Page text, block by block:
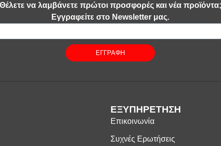
Θέλετε να λαμβάνετε πρώτοι προσφορές και νέα προϊόντα;
Εγγραφείτε στο Newsletter μας.
ΕΓΓΡΑΦΗ
ΕΞΥΠΗΡΕΤΗΣΗ
Επικοινωνία
Συχνές Ερωτήσεις